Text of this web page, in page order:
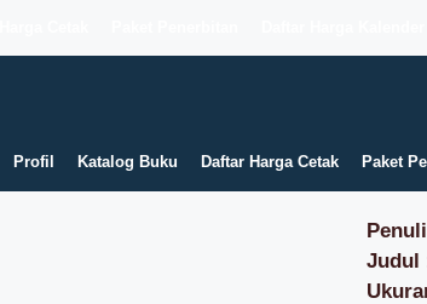
Profil Katalog Buku Daftar Harga Cetak Paket
Judul